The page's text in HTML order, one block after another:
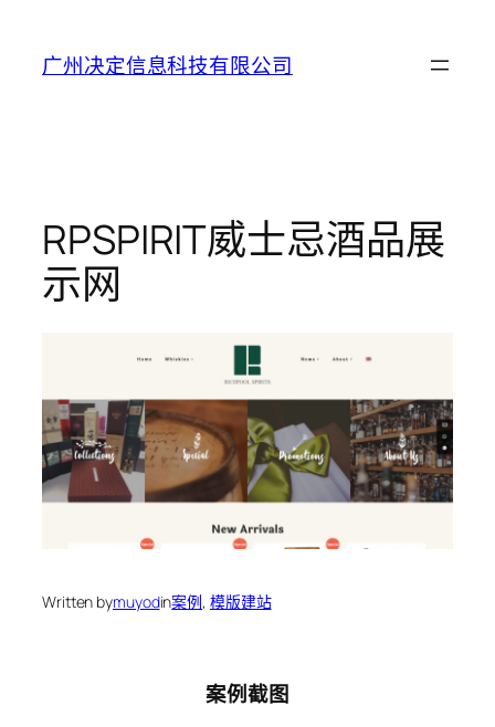
content
广州决定信息科技有限公司
RPSPIRIT威士忌酒品展
示网
Written bymuyodin案例, 模版建站
案例截图